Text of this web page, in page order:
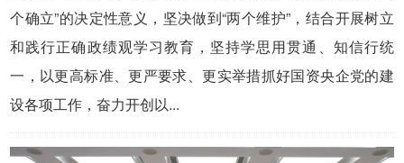
个确立”的决定性意义，坚决做到“两个维护”，结合开展树立
和践行正确政绩观学习教育，坚持学思用贯通、知信行统
一，以更高标准、更严要求、更实举措抓好国资央企党的建
设各项工作，奋力开创以...